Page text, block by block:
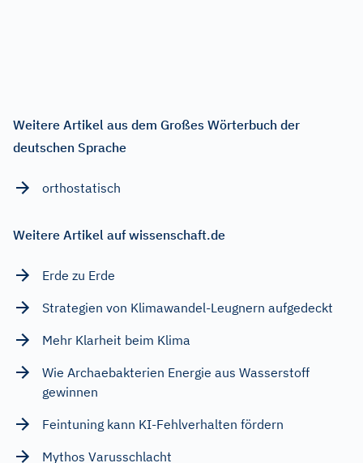
Weitere Artikel aus dem Großes Wörterbuch der
deutschen Sprache
orthostatisch
Weitere Artikel auf wissenschaft.de
Erde zu Erde
Strategien von Klimawandel-Leugnern aufgedeckt
Mehr Klarheit beim Klima
Wie Archaebakterien Energie aus Wasserstoff
gewinnen
Feintuning kann KI-Fehlverhalten fördern
Mythos Varusschlacht